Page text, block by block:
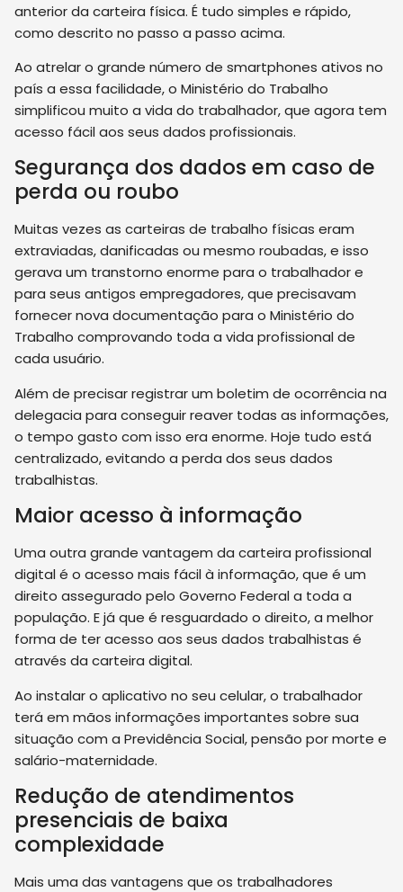
anterior da carteira física. É tudo simples e rápido,
como descrito no passo a passo acima.
Ao atrelar o grande número de smartphones ativos no
país a essa facilidade, o Ministério do Trabalho
simplificou muito a vida do trabalhador, que agora tem
acesso fácil aos seus dados profissionais.
Segurança dos dados em caso de
perda ou roubo
Muitas vezes as carteiras de trabalho físicas eram
extraviadas, danificadas ou mesmo roubadas, e isso
gerava um transtorno enorme para o trabalhador e
para seus antigos empregadores, que precisavam
fornecer nova documentação para o Ministério do
Trabalho comprovando toda a vida profissional de
cada usuário.
Além de precisar registrar um boletim de ocorrência na
delegacia para conseguir reaver todas as informações,
o tempo gasto com isso era enorme. Hoje tudo está
centralizado, evitando a perda dos seus dados
trabalhistas.
Maior acesso à informação
Uma outra grande vantagem da carteira profissional
digital é o acesso mais fácil à informação, que é um
direito assegurado pelo Governo Federal a toda a
população. E já que é resguardado o direito, a melhor
forma de ter acesso aos seus dados trabalhistas é
através da carteira digital.
Ao instalar o aplicativo no seu celular, o trabalhador
terá em mãos informações importantes sobre sua
situação com a Previdência Social, pensão por morte e
salário-maternidade.
Redução de atendimentos
presenciais de baixa
complexidade
Mais uma das vantagens que os trabalhadores